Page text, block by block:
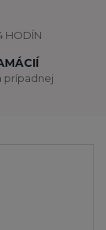
HODÍN
prípadnej